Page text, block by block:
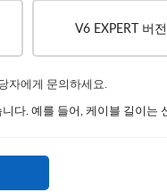
V6 EXPERT 버전
자에게 문의하세요.
다. 예를 들어, 케이블 길이